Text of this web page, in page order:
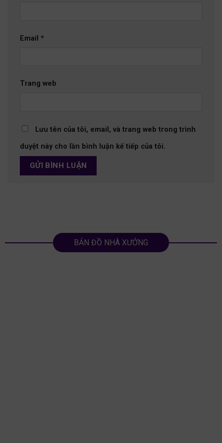
Email *
Trang web
Lưu tên của tôi, email, và trang web trong trình
duyệt này cho lần bình luận kế tiếp của tôi.
BẢN ĐỒ NHÀ XƯỞNG